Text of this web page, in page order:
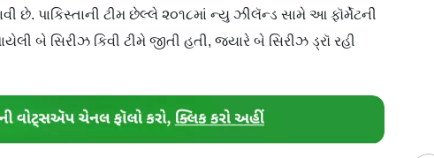
છે. પાકિસ્તાની ટીમ છેલ્લે ૨૦૧૮માં ન્યુ ઝીલૅન્ડ સામે આ ફૉર્મેટની
બે સિરીઝ કિવી ટીમે જીતી હતી, જ્યારે બે સિરીઝ ડ્રૉ રહી